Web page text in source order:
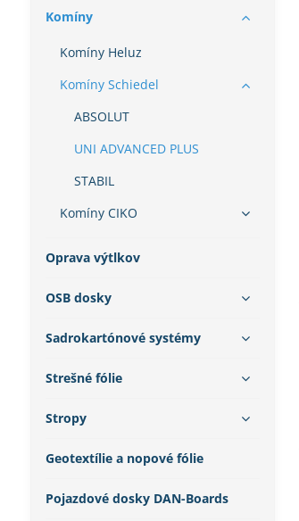
Komíny
Komíny Heluz
Komíny Schiedel
ABSOLUT
UNI ADVANCED PLUS
STABIL
Komíny CIKO
Oprava výtlkov
OSB dosky
Sadrokartónové systémy
Strešné fólie
Stropy
Geotextílie a nopové fólie
Pojazdové dosky DAN-Boards